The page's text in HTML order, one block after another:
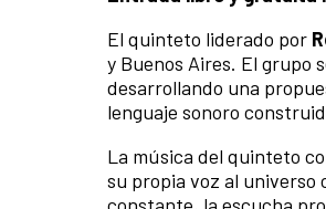
El quinteto liderado por
y Buenos Aires. El grupo
desarrollando una
lenguaje sonoro
La música del quinteto
su propia voz al universo